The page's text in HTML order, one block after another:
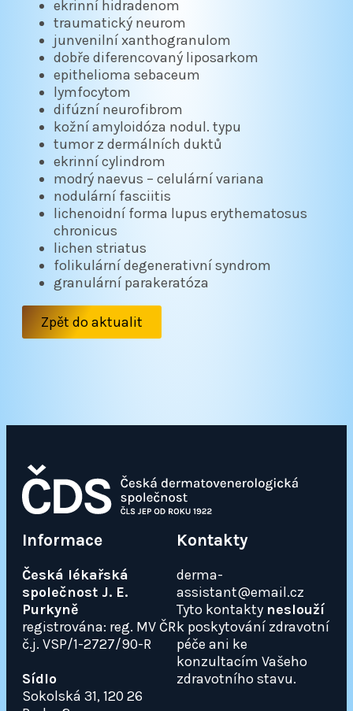
ekrinní hidradenom
traumatický neurom
junvenilní xanthogranulom
dobře diferencovaný liposarkom
epithelioma sebaceum
lymfocytom
difúzní neurofibrom
kožní amyloidóza nodul. typu
tumor z dermálních duktů
ekrinní cylindrom
modrý naevus – celulární variana
nodulární fasciitis
lichenoidní forma lupus erythematosus
chronicus
lichen striatus
folikulární degenerativní syndrom
granulární parakeratóza
Zpět do aktualit
Informace
Česká lékařská
společnost J. E.
Purkyně
registrována: reg. MV ČR
č.j. VSP/1-2727/90-R
Sídlo
Sokolská 31, 120 26
Kontakty
derma-
assistant@email.cz
Tyto kontakty neslouží
k poskytování zdravotní
péče ani ke
konzultacím Vašeho
zdravotního stavu.